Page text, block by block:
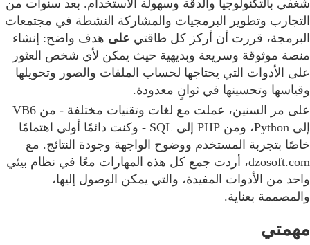
شغفي بالتكنولوجيا والدقة وسهولة الاستخدام. بعد سنوات من
التجارب وتطوير البرمجيات والمشاركة النشطة في مجتمعات
البرمجة، قررت أن أركز كل طاقتي على هدف واضح: إنشاء
منصة موثوقة وسريعة وبديهية حيث يمكن لأي شخص العثور
على الأدوات التي يحتاجها لحساب الملفات والصور وتحويلها
وقياسها وتحسينها في ثوانٍ معدودة.
على مر السنين، عملت مع لغات وتقنيات مختلفة - من VB6
إلى Python، ومن PHP إلى SQL - وكنت دائمًا أولي اهتمامًا
خاصًا بتجربة المستخدم ووضوح الواجهة وجودة النتائج. مع
dzosoft.com، أردت جمع كل هذه المهارات معًا في نظام بيئي
واحد من الأدوات المفيدة، والتي يمكن الوصول إليها،
والمصممة بعناية.
مهمتي